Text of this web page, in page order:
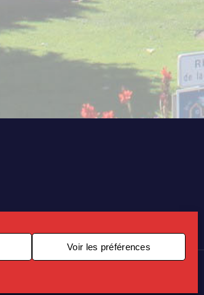
Voir les préférences